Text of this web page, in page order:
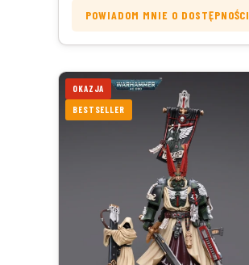
POWIADOM MNIE O DOSTĘPNOŚCI
OKAZJA
BESTSELLER